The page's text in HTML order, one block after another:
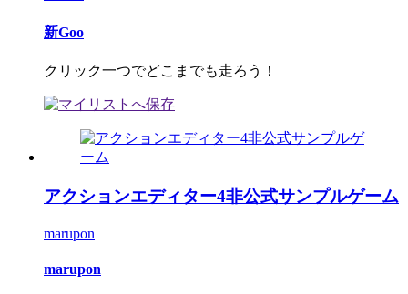
新Goo
クリック一つでどこまでも走ろう！
アクションエディター4非公式サンプルゲーム
marupon
marupon